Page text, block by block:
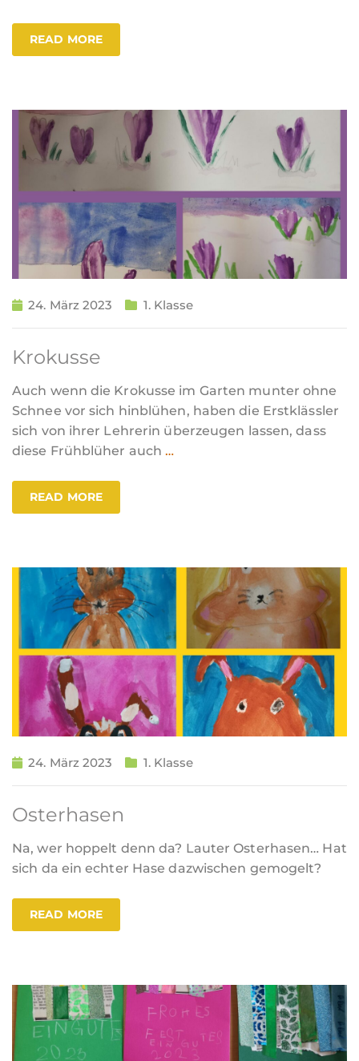
READ MORE
24. März 2023 1. Klasse
Krokusse
Auch wenn die Krokusse im Garten munter ohne
Schnee vor sich hinblühen, haben die Erstklässler
sich von ihrer Lehrerin überzeugen lassen, dass
diese Frühblüher auch…
READ MORE
24. März 2023 1. Klasse
Osterhasen
Na, wer hoppelt denn da? Lauter Osterhasen… Hat
sich da ein echter Hase dazwischen gemogelt?
READ MORE